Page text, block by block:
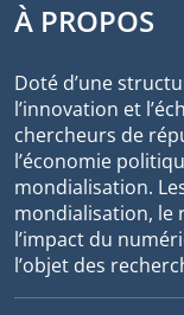
À PROPOS
Doté d’une
l’innovation et
chercheurs de
l’économie
mondialisation.
mondialisation, le
l’impact du
l’objet des